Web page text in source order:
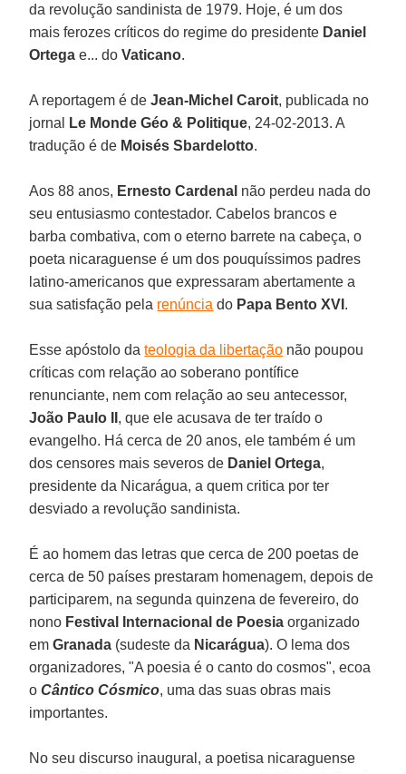
da revolução sandinista de 1979. Hoje, é um dos
mais ferozes críticos do regime do presidente Daniel
Ortegae... doVaticano.
A reportagem é deJean-Michel Caroit, publicada no
jornal
Le Monde Géo & Politique, 24-02-2013. A
tradução é de Moisés Sbardelotto.
Aos 88 anos, Ernesto Cardenal não perdeu nada do
seu entusiasmo contestador. Cabelos brancos e
barba combativa, com o eterno barrete na cabeça, o
poeta nicaraguense é um dos pouquíssimos padres
latino-americanos que expressaram abertamente a
sua satisfação pela renúncia do Papa Bento XVI .
Esse apóstolo dateologia da libertação não poupou
críticas com relação ao soberano pontífice
renunciante, nem com relação ao seu antecessor,
João Paulo II , que ele acusava de ter traído o
evangelho. Há cerca de 20 anos, ele também é um
dos censores mais severos de Daniel Ortega,
presidente da Nicarágua, a quem critica por ter
desviado a revolução sandinista.
É ao homem das letras que cerca de 200 poetas de
cerca de 50 países prestaram homenagem, depois de
participarem, na segunda quinzena de fevereiro, do
nono Festival Internacional de Poesiaorganizado
emGranada (sudeste da Nicarágua). O lema dos
organizadores, "A poesia é o canto do cosmos", ecoa
oCântico Cósmico, uma das suas obras mais
importantes.
No seu discurso inaugural, a poetisa nicaraguense